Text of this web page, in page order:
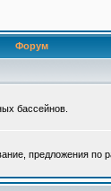
Форум
бассейнов.
предложения по